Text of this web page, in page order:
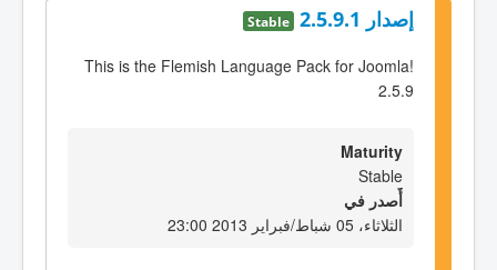
إصدار 2.5.9.1 Stable
This is the Flemish Language Pack for Joomla!
2.5.9
Maturity
Stable
أٌصدر في
الثلاثاء، 05 شباط/فبراير 2013 23:00